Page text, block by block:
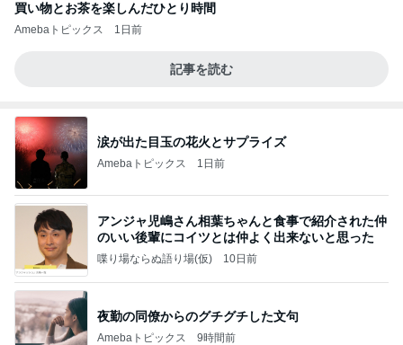
買い物とお茶を楽しんだひとり時間
Amebaトピックス 1日前
記事を読む
涙が出た目玉の花火とサプライズ
Amebaトピックス 1日前
アンジャ児嶋さん相葉ちゃんと食事で紹介された仲
のいい後輩にコイツとは仲よく出来ないと思った
喋り場ならぬ語り場(仮) 10日前
夜勤の同僚からのグチグチした文句
Amebaトピックス 9時間前